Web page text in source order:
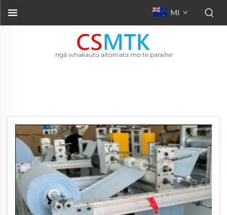
MI
ngā whakautu aitomata mo te paraihe